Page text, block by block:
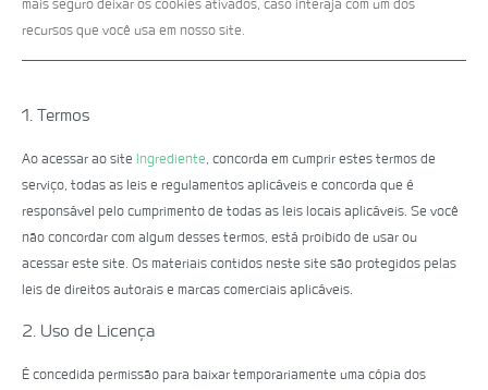
mais seguro deixar os cookies ativados, caso interaja com um dos
recursos que você usa em nosso site.
1. Termos
Ao acessar ao site Ingrediente, concorda em cumprir estes termos de
serviço, todas as leis e regulamentos aplicáveis ​​e concorda que é
responsável pelo cumprimento de todas as leis locais aplicáveis. Se você
não concordar com algum desses termos, está proibido de usar ou
acessar este site. Os materiais contidos neste site são protegidos pelas
leis de direitos autorais e marcas comerciais aplicáveis.
2. Uso de Licença
É concedida permissão para baixar temporariamente uma cópia dos